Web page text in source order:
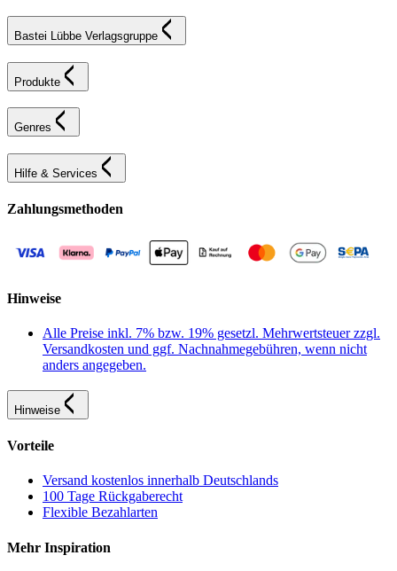
Bastei Lübbe Verlagsgruppe
Produkte
Genres
Hilfe & Services
Zahlungsmethoden
Hinweise
Alle Preise inkl. 7% bzw. 19% gesetzl. Mehrwertsteuer zzgl.
Versandkosten und ggf. Nachnahmegebühren, wenn nicht
anders angegeben.
Hinweise
Vorteile
Versand kostenlos innerhalb Deutschlands
100 Tage Rückgaberecht
Flexible Bezahlarten
Mehr Inspiration